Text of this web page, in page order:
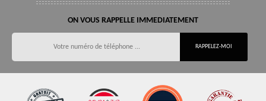
ON VOUS RAPPELLE IMMEDIATEMENT